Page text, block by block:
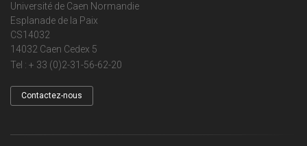
Université de Caen Normandie
Esplanade de la Paix
CS14032
14032 Caen Cedex 5
Tel : + 33 (0)2-31-56-62-20
Contactez-nous